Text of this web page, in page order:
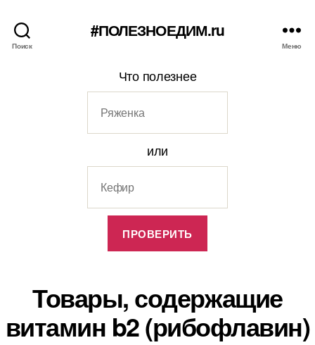
Поиск
#ПОЛЕЗНОЕДИМ.ru
Меню
Что полезнее
или
Товары, содержащие
витамин b2 (рибофлавин)